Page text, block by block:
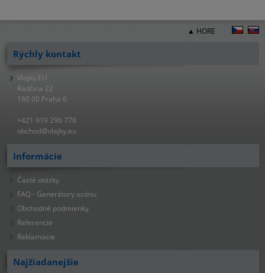
▲ HORE
Rýchly kontakt
Vlajky.EU
Radčina 22
160 00 Praha 6
+421 919 296 778
obchod@vlajky.eu
Informácie
Časté otázky
FAQ - Generátory ozónu
Obchodné podmienky
Referencie
Reklamacie
Najžiadanejšie